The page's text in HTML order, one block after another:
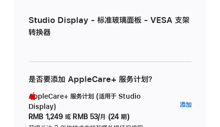
Studio Display - 标准玻璃面板 - VESA 支架
转换器
是否要添加 AppleCare+ 服务计划？
AppleCare+ 服务计划 (适用于 Studio
Display)
RMB 1,249 或 RMB 53/月 (24 期)
添加